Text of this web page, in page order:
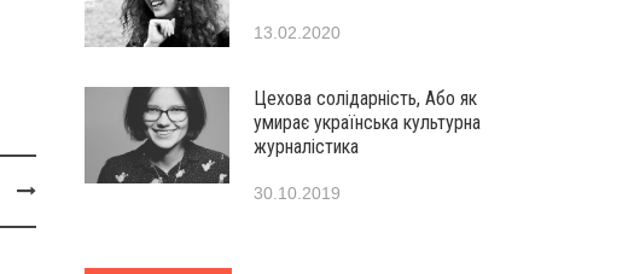
13.02.2020
Цехова солідарність, Або як
умирає українська культурна
журналістика
30.10.2019